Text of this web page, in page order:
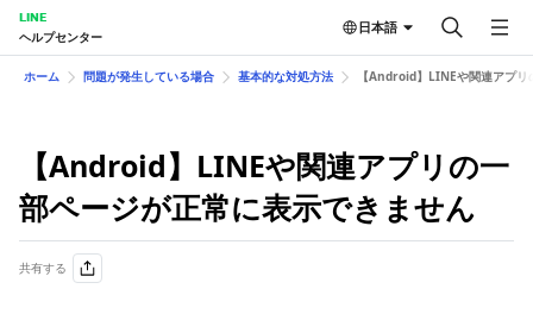
LINE
ヘルプセンター
日本語
ホーム 問題が発生している場合 基本的な対処方法 【Android】LINEや関連アプ
【Android】LINEや関連アプリの一
部ページが正常に表示できません
共有する